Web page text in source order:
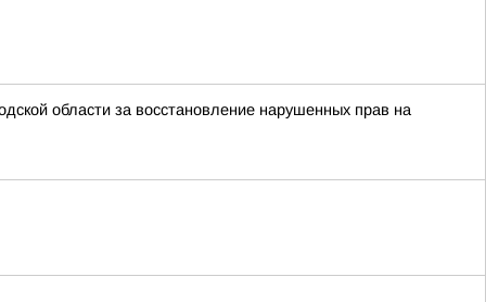
области за восстановление нарушенных прав на